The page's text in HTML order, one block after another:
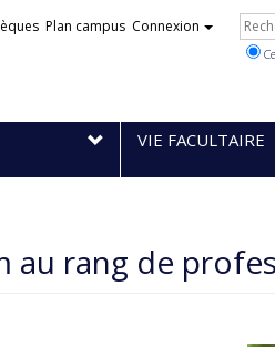
Plan campus Connexion
VIE FACULTAIRE
au rang de